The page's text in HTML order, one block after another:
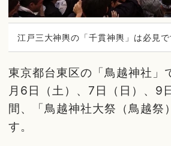
江戸三大神輿の「千貫神輿」は必見で
東京都台東区の「鳥越神社
月6日（土）、7日（日）、9
間、「鳥越神社大祭（鳥越祭
す。